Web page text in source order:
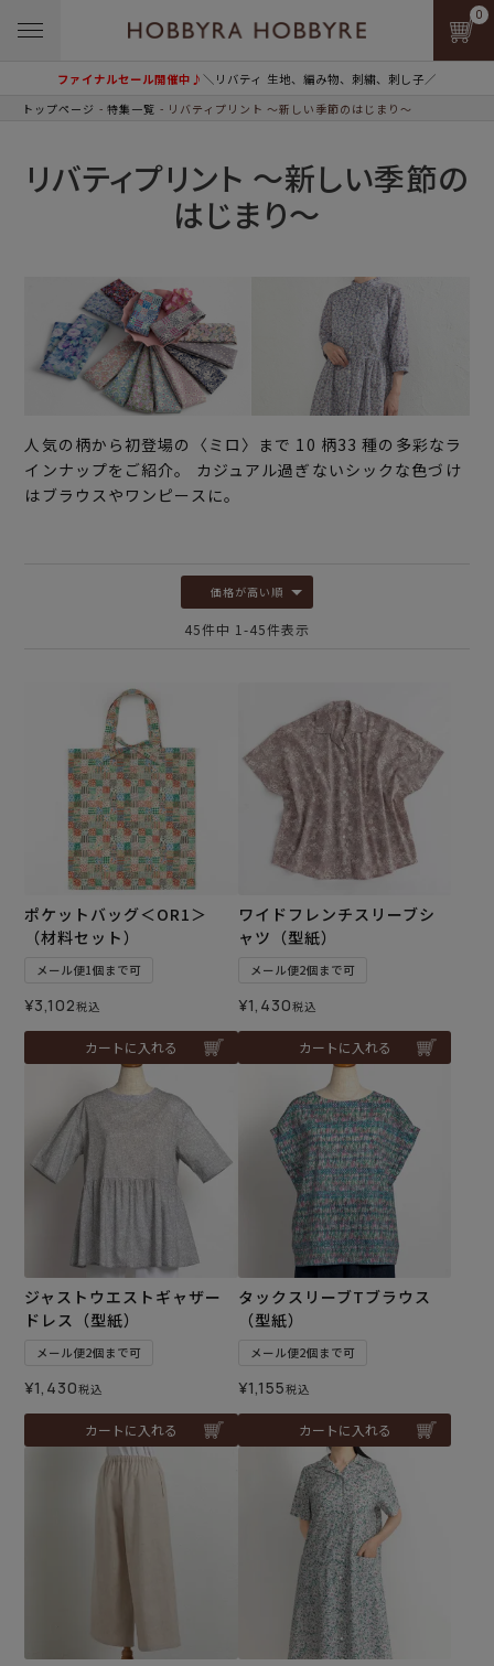
ファイナルセール開催中♪＼リバティ 生地、編み物、刺繍、刺し子／
0
トップページ 特集一覧 リバティプリント ～新しい季節のはじまり～
リバティプリント ～新しい季節の
はじまり～
人気の柄から初登場の〈ミロ〉まで 10 柄33 種の多彩なラ
インナップをご紹介。 カジュアル過ぎないシックな色づけ
はブラウスやワンピースに。
価格が高い順
45件中 1 -45件表示
ポケットバッグ＜OR1＞
（材料セット）
メール便1個まで可
¥3,102税込
カートに入れる
ワイドフレンチスリーブシ
ャツ（型紙）
メール便2個まで可
¥1,430税込
カートに入れる
ジャストウエストギャザー
ドレス（型紙）
メール便2個まで可
¥1,430税込
カートに入れる
タックスリーブTブラウス
（型紙）
メール便2個まで可
¥1,155税込
カートに入れる